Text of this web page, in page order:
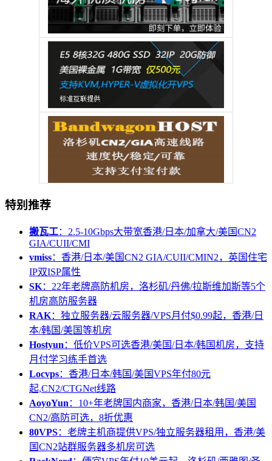
特别推荐
搬瓦工：2.5-10Gbps大带宽香港/日本/加拿大/美国CN2
GIA/CUII/CMI
vmiss：香港/日本/美国CN2 GIA/CUII/CMIN2，英国住宅
IP双ISP属性
SK：22年老牌高防机房，洛杉矶/丹佛/拉斯维加斯等5个
机房高防服务器
RAK：独立服务器/云服务器/VPS月付$0.99起，香港/日
本/韩国/美国等机房
Hostyun ：低价VPS可选香港/美国/日本/韩国机房，支持
月付学习练手首选
Locvps：香港/日本/韩国/美国VPS年付80元
起,CN2/CTGNet线路
AoyoYun ：10+年老牌国内商家，香港/日本/韩国/美国
CN2/高防可选，8折优惠
80VPS：老牌主机商提供VPS/独立服务器租用，香港/美
国CN2站群服务器多机房可选